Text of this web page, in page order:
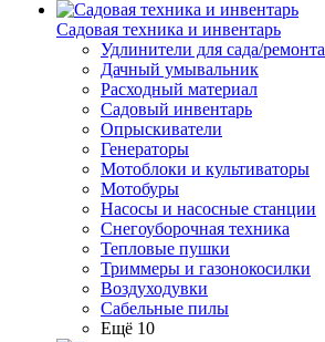
Садовая техника и инвентарь
Удлинители для сада/ремонта
Дачный умывальник
Расходный материал
Садовый инвентарь
Опрыскиватели
Генераторы
Мотоблоки и культиваторы
Мотобуры
Насосы и насосные станции
Снегоуборочная техника
Тепловые пушки
Триммеры и газонокосилки
Воздуходувки
Сабельные пилы
Ещё 10